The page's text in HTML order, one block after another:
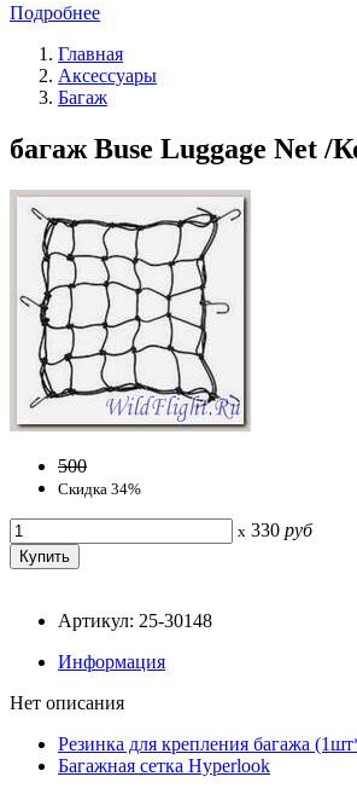
Подробнее
Главная
Аксессуары
Багаж
багаж Buse Luggage Net /
500
Скидка 34%
x 330 руб
Артикул: 25-30148
Информация
Нет описания
Резинка для крепления багажа
Багажная сетка Hyperlook